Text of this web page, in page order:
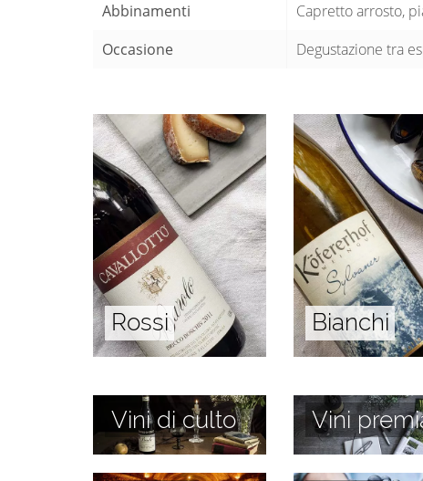
Abbinamenti
Capretto arrosto,
Occasione
Degustazione tra
Rossi Bianchi
Vini di culto Vini